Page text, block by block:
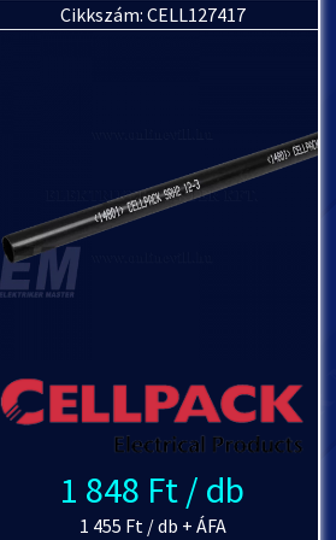
Cikkszám: CELL127417
1 848 Ft / db
1 455 Ft / db + ÁFA